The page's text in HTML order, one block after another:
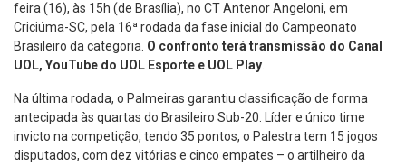
feira (16), às 15h (de Brasília), no CT Antenor Angeloni, em
Criciúma-SC, pela 16ª rodada da fase inicial do Campeonato
Brasileiro da categoria. O confronto terá transmissão do Canal
UOL, YouTube do UOL Esporte e UOL Play
Na última rodada, o Palmeiras garantiu classificação de forma
antecipada às quartas do Brasileiro Sub-20. Líder e único time
invicto na competição, tendo 35 pontos, o Palestra tem 15 jogos
disputados, com dez vitórias e cinco empates – o artilheiro da